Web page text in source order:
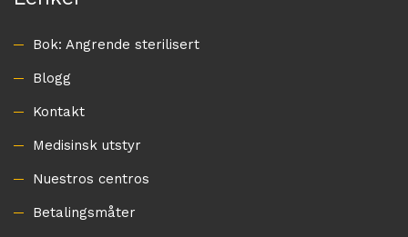
Bok: Angrende sterilisert
Blogg
Kontakt
Medisinsk utstyr
Nuestros centros
Betalingsmåter